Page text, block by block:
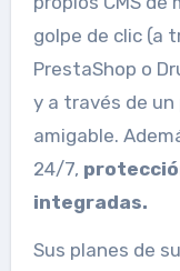
golpe de clic (a
PrestaShop o
y a través de
amigable.
24/7,
integradas.
Sus planes de